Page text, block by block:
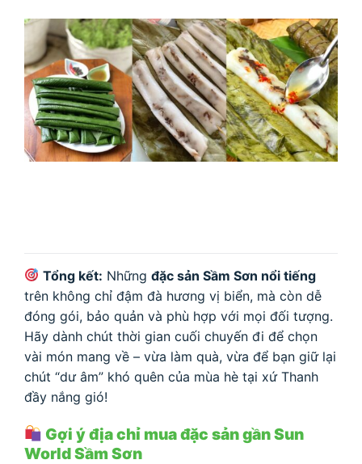
Tổng kết: Nhữngđặc sản Sầm Sơn nổi tiếng
trên không chỉ đậm đà hương vị biển, mà còn dễ
đóng gói, bảo quản và phù hợp với mọi đối tượng.
Hãy dành chút thời gian cuối chuyến đi để chọn
vài món mang về – vừa làm quà, vừa để bạn giữ lại
chút “dư âm” khó quên của mùa hè tại xứ Thanh
đầy nắng gió!
Gợi ý địa chỉ mua đặc sản gần Sun
World Sầm Sơn